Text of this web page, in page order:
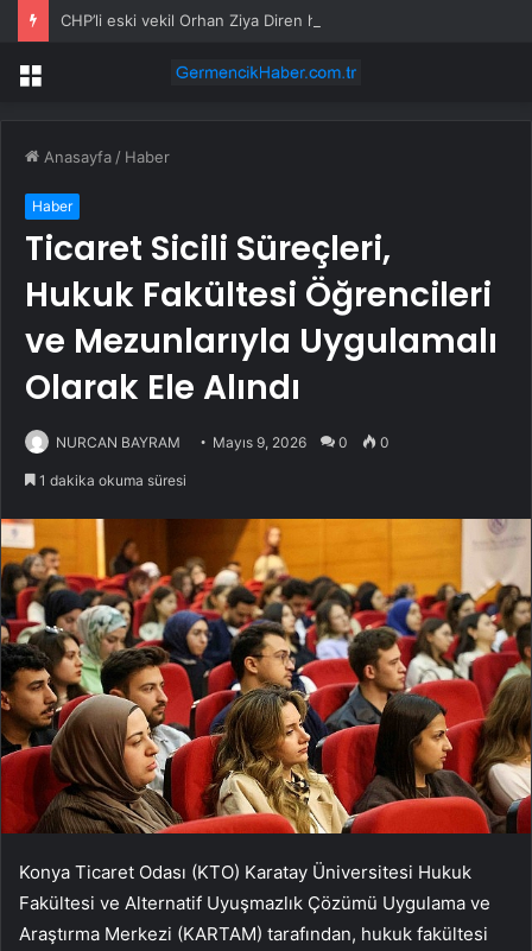
CHP’li eski vekil Orhan Ziya Diren hayatını kaybetti
Menü
Anasayfa / Haber
Haber
Ticaret Sicili Süreçleri,
Hukuk Fakültesi Öğrencileri
ve Mezunlarıyla Uygulamalı
Olarak Ele Alındı
NURCAN BAYRAM Mayıs 9, 2026 0 0
1 dakika okuma süresi
Konya Ticaret Odası (KTO) Karatay Üniversitesi Hukuk
Fakültesi ve Alternatif Uyuşmazlık Çözümü Uygulama ve
Araştırma Merkezi (KARTAM) tarafından, hukuk fakültesi